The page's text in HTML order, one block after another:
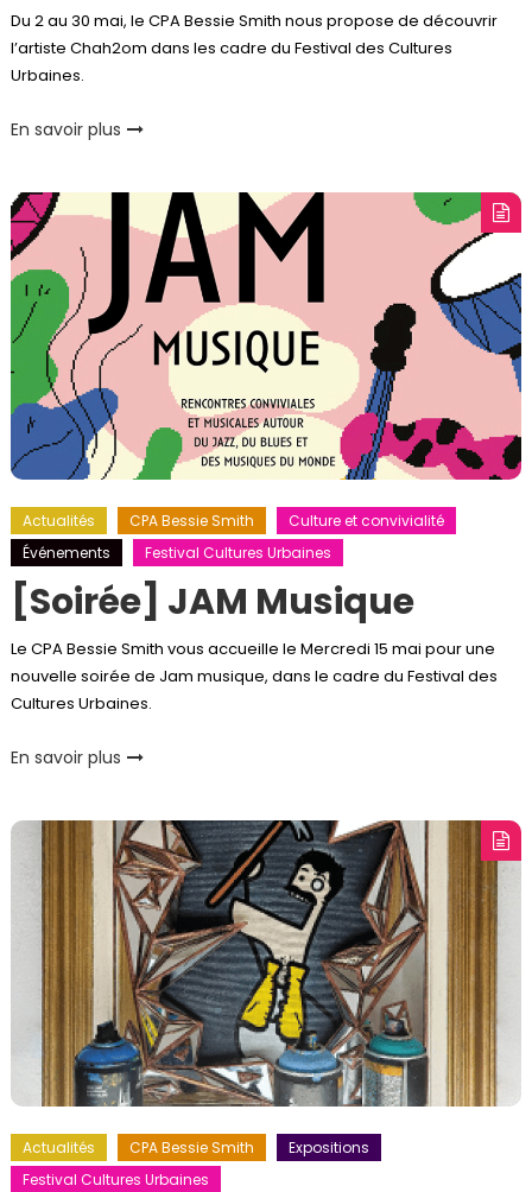
Du 2 au 30 mai, le CPA Bessie Smith nous propose de découvrir
l’artiste Chah2om dans les cadre du Festival des Cultures
Urbaines.
En savoir plus
Actualités CPA Bessie Smith
Culture et convivialité
Événements
Festival Cultures Urbaines
[Soirée] JAM Musique
Le CPA Bessie Smith vous accueille le Mercredi 15 mai pour une
nouvelle soirée de Jam musique, dans le cadre du Festival des
Cultures Urbaines.
En savoir plus
Actualités CPA Bessie Smith
Expositions
Festival Cultures Urbaines